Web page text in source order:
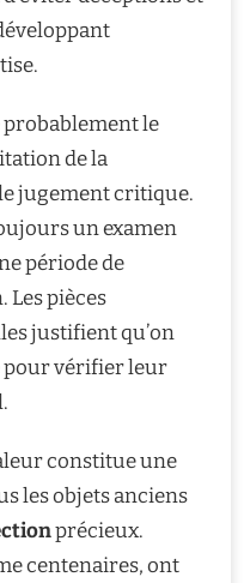
probablement le
de la
jugement critique.
un examen
période de
Les pièces
justifient qu’on
pour vérifier leur
constitue une
les objets anciens
précieux.
centenaires, ont